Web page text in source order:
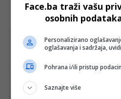
Počela isplata junskih
koliko iznose prosječna
Face.ba traži vašu
osobnih
Personalizirano
oglašavanja i sadržaja,
Pohrana i/ili pristup
Saznajte više